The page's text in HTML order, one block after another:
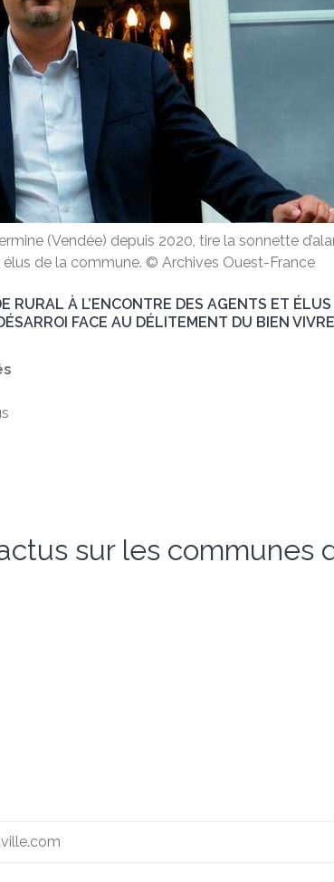
(Vendée) depuis 2020, tire la sonnette
de la commune. © Archives Ouest-France
RURAL À L’ENCONTRE DES AGENTS ET
FACE AU DÉLITEMENT DU BIEN
sur les communes